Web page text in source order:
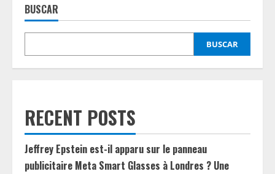
BUSCAR
BUSCAR
RECENT POSTS
Jeffrey Epstein est-il apparu sur le panneau
publicitaire Meta Smart Glasses à Londres ? Une